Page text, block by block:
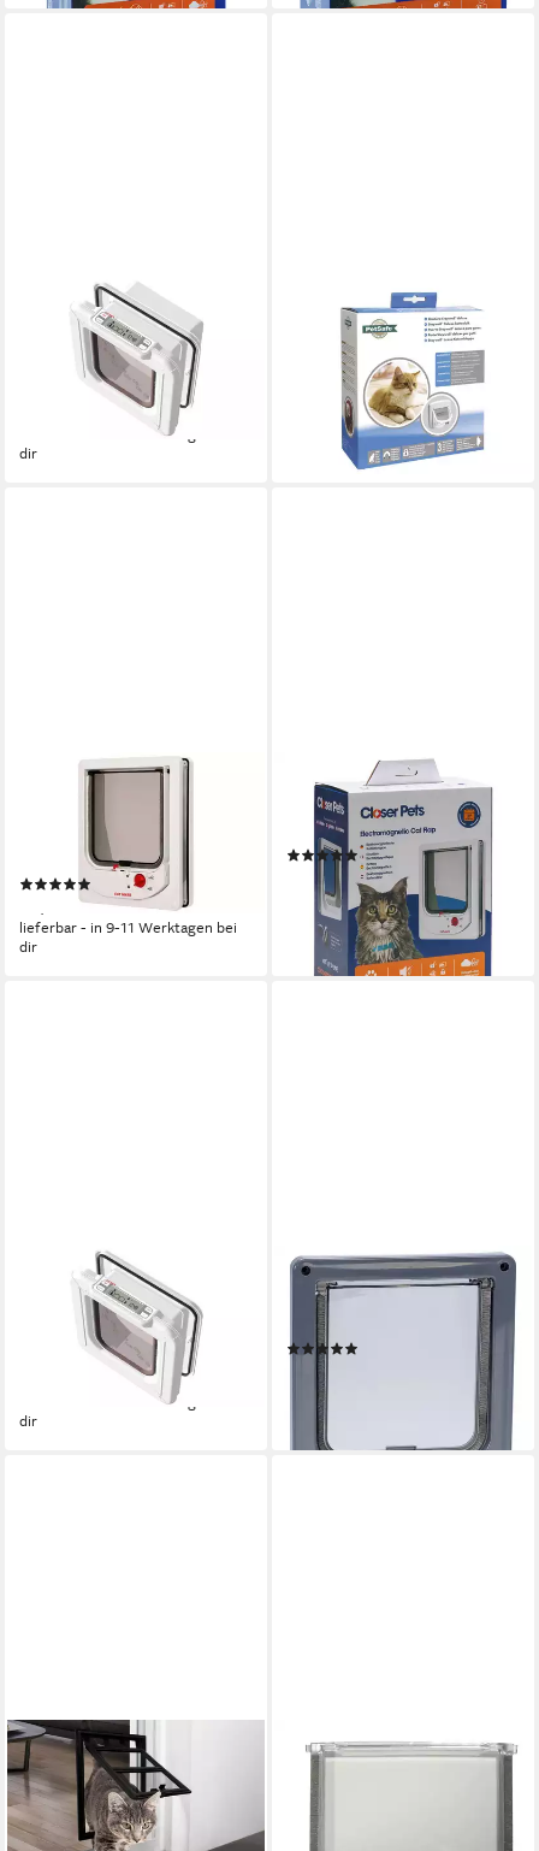
Katzenklappe Cat Mate®
Microchip-Katzentüre 248 x
265 mm weiß 80872
lieferbar - in 9-11 Werktagen bei
dir
PETSAFE
Haustierklappe PetSafe Tür
400, weiß
ab 40,69 €
lieferbar - in 3-4 Werktagen bei dir
Wege Katzentüre 195 x 242
mm weiß 80866
62,89 €
lieferbar - in 9-11 Werktagen bei
dir
CAT MATE
Katzenklappe Katzentür
elektromagnetisch 254W
(1)
67,59 €
lieferbar - in 9-11 Werktagen bei
Katzenklappe Cat Mate® 4-
Wege Katzentüre Super
Selective weiß 80867
lieferbar - in 9-11 Werktagen bei
dir
KARLIE
Katzenklappe Katzentür 2-
Wege anthrazit
18,69 €
lieferbar - in 9-11 Werktagen bei
EMPASA
Katzenklappe, Für Katzen
13,99 €
lieferbar - in 4-5 Werktagen bei dir
CAT MATE
9,89 €
lieferbar - in 9-11 Werktagen bei